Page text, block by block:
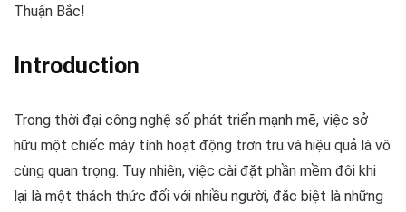
Thuận Bắc!
Introduction
Trong thời đại công nghệ số phát triển mạnh mẽ, việc sở
hữu một chiếc máy tính hoạt động trơn tru và hiệu quả là vô
cùng quan trọng. Tuy nhiên, việc cài đặt phần mềm đôi khi
lại là một thách thức đối với nhiều người, đặc biệt là những